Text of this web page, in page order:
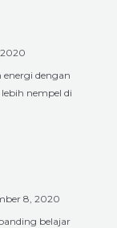
energi dengan
nempel di
8, 2020
belajar